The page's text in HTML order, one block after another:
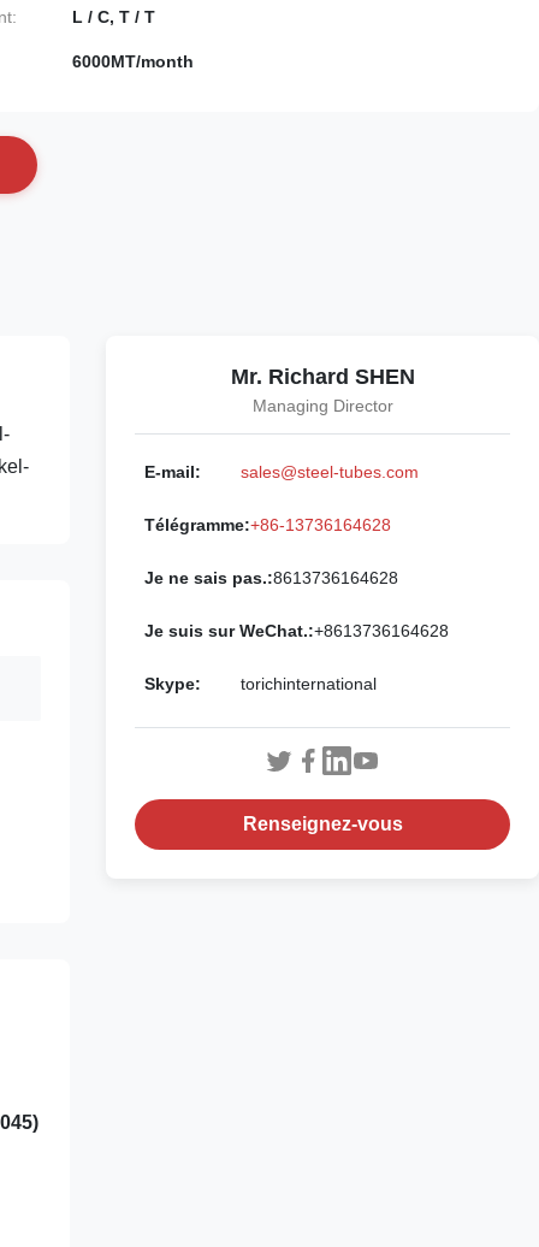
L / C, T / T
6000MT/month
Mr. Richard SHEN
Managing Director
E-mail: sales@steel-tubes.com
Télégramme:+86-13736164628
Je ne sais pas.:8613736164628
Je suis sur WeChat.:+8613736164628
Skype: torichinternational
Renseignez-vous